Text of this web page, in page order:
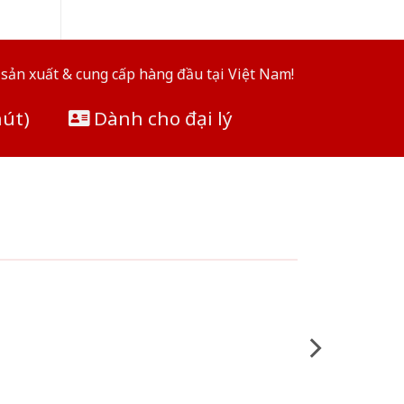
xuất & cung cấp hàng đầu tại Việt Nam!
Dành cho đại lý